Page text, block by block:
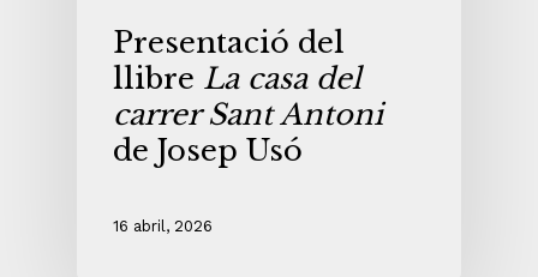
Presentació del
llibre La casa del
carrer Sant Antoni
de Josep Usó
16 abril, 2026